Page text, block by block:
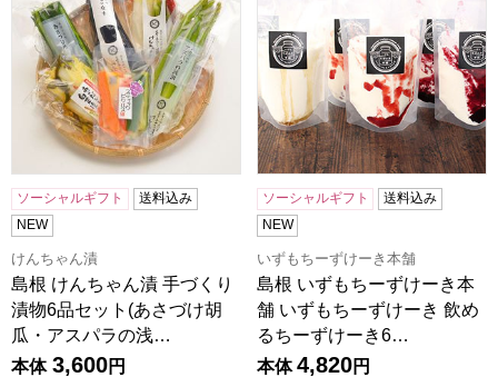
ソーシャルギフト
送料込み
NEW
けんちゃん漬
島根 けんちゃん漬 手づくり
漬物6品セット(あさづけ胡
瓜・アスパラの浅…
本体 3,600円
ソーシャルギフト
送料込み
NEW
いずもちーずけーき本舗
島根 いずもちーずけーき本
舗 いずもちーずけーき 飲め
るちーずけーき6…
本体 4,820円